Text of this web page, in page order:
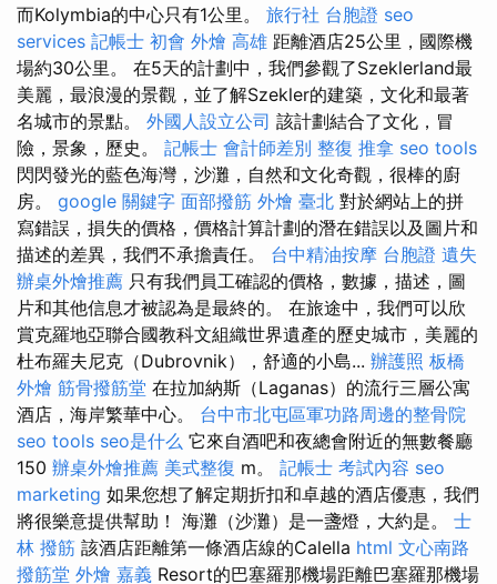
而Kolymbia的中心只有1公里。 旅行社 台胞證 seo
services 記帳士 初會 外燴 高雄 距離酒店25公里，國際機
場約30公里。 在5天的計劃中，我們參觀了Szeklerland最
美麗，最浪漫的景觀，並了解Szekler的建築，文化和最著
名城市的景點。 外國人設立公司 該計劃結合了文化，冒
險，景象，歷史。 記帳士 會計師差別 整復 推拿 seo tools
閃閃發光的藍色海灣，沙灘，自然和文化奇觀，很棒的廚
房。 google 關鍵字 面部撥筋 外燴 臺北 對於網站上的拼
寫錯誤，損失的價格，價格計算計劃的潛在錯誤以及圖片和
描述的差異，我們不承擔責任。 台中精油按摩 台胞證 遺失
辦桌外燴推薦 只有我們員工確認的價格，數據，描述，圖
片和其他信息才被認為是最終的。 在旅途中，我們可以欣
賞克羅地亞聯合國教科文組織世界遺產的歷史城市，美麗的
杜布羅夫尼克（Dubrovnik），舒適的小島... 辦護照 板橋
外燴 筋骨撥筋堂 在拉加納斯（Laganas）的流行三層公寓
酒店，海岸繁華中心。 台中市北屯區軍功路周邊的整骨院
seo tools seo是什么 它來自酒吧和夜總會附近的無數餐廳
150 辦桌外燴推薦 美式整復 m。 記帳士 考試內容 seo
marketing 如果您想了解定期折扣和卓越的酒店優惠，我們
將很樂意提供幫助！ 海灘（沙灘）是一盞燈，大約是。 士
林 撥筋 該酒店距離第一條酒店線的Calella html 文心南路
撥筋堂 外燴 嘉義 Resort的巴塞羅那機場距離巴塞羅那機場